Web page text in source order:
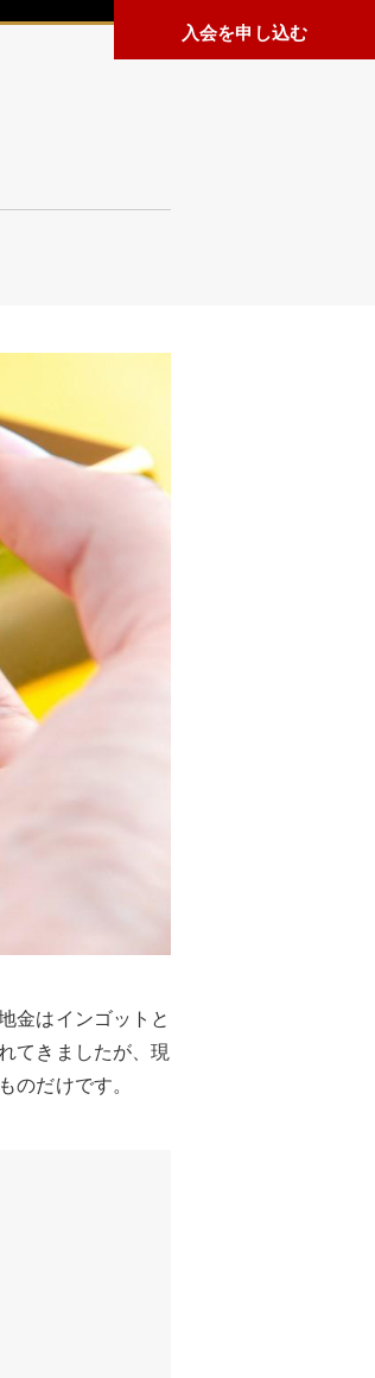
入会を申し込む
金はインゴットと
てきましたが、現
のだけです。